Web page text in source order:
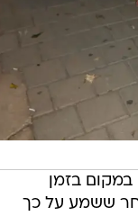
במקום בזמן
ששמע על כך